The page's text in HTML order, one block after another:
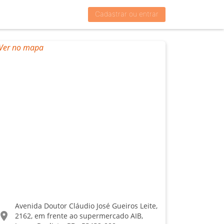
Cadastrar ou entrar
location_on
Avenida Doutor Cláudio José Gueiros Leite,
2162, em frente ao supermercado AIB,